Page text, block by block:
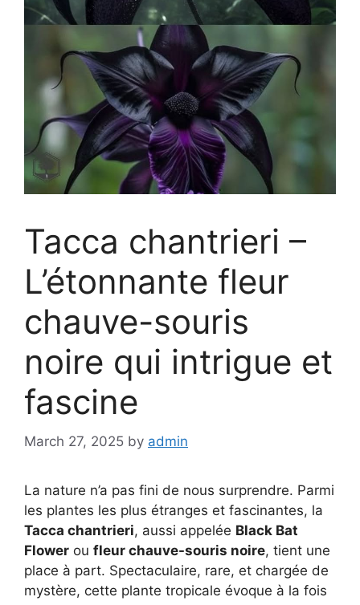
Tacca chantrieri –
L’étonnante fleur
chauve-souris
noire qui intrigue et
fascine
March 27, 2025 by admin
La nature n’a pas fini de nous surprendre. Parmi
les plantes les plus étranges et fascinantes, la
Tacca chantrieri, aussi appelée Black Bat
Flower ou fleur chauve-souris noire, tient une
place à part. Spectaculaire, rare, et chargée de
mystère, cette plante tropicale évoque à la fois